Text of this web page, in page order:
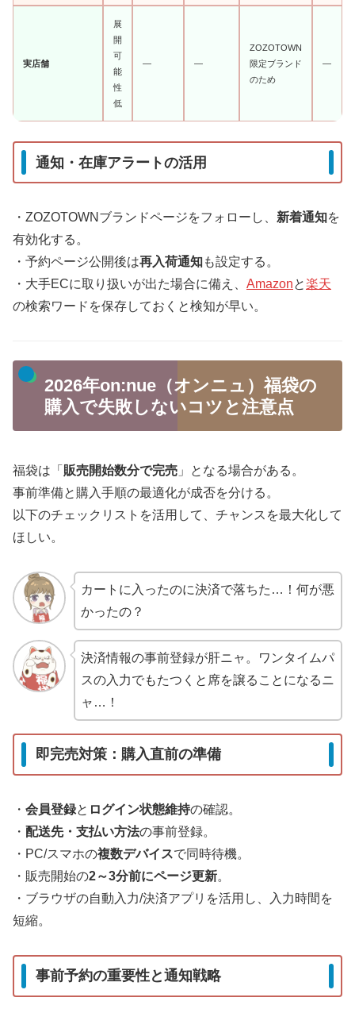
実店舗
展
開
可
能
性
低
— —
ZOZOTOWN
限定ブランド
のため
—
通知・在庫アラートの活用
・ZOZOTOWNブランドページをフォローし、 新着通知を
有効化する。
・予約ページ公開後は再入荷通知も設定する。
・大手ECに取り扱いが出た場合に備え、 Amazonと楽天
の検索ワードを保存しておくと検知が早い。
2026年on:nue（オンニュ）福袋の
購入で失敗しないコツと注意点
福袋は「 販売開始数分で完売 」となる場合がある。
事前準備と購入手順の最適化が成否を分ける。
以下のチェックリストを活用して、チャンスを最大化して
ほしい。
カートに入ったのに決済で落ちた…！何が悪
かったの？
決済情報の事前登録が肝ニャ。ワンタイムパ
スの入力でもたつくと席を譲ることになるニ
ャ…！
即完売対策：購入直前の準備
・ 会員登録と ログイン状態維持の確認。
・ 配送先・支払い方法の事前登録。
・PC/スマホの複数デバイスで同時待機。
・販売開始の2～3分前にページ更新。
・ブラウザの自動入力/決済アプリを活用し、入力時間を
短縮。
事前予約の重要性と通知戦略